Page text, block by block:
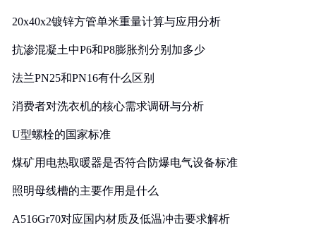
20x40x2镀锌方管单米重量计算与应用分析
抗渗混凝土中P6和P8膨胀剂分别加多少
法兰PN25和PN16有什么区别
消费者对洗衣机的核心需求调研与分析
U型螺栓的国家标准
煤矿用电热取暖器是否符合防爆电气设备标准
照明母线槽的主要作用是什么
A516Gr70对应国内材质及低温冲击要求解析